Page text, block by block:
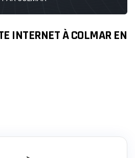
INTERNET À COLMAR EN